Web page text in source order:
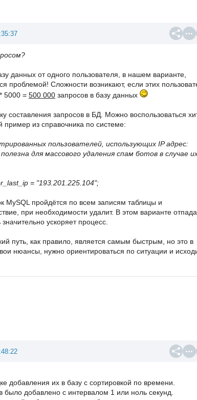
данных от одного пользователя, в нашем варианте,
проблемой! Сложности возникают, если этих
5000 = 500 000 запросов в базу данных
составления запросов в БД. Можно воспользоваться
из справочника по системе:
пользователей, использующих IP адрес:
для массового удаления спам ботов в случае
= "193.201.225.104";
MySQL пройдётся по всем записям таблицы и
при необходимости удалит. В этом варианте
ускоряет процесс.
путь, как правило, является самым быстрым, но это в
нюансы, нужно ориентироваться по ситуации и
добавления их в базу с сортировкой по времени.
было добавлено с интервалом 1 или ноль секунд.